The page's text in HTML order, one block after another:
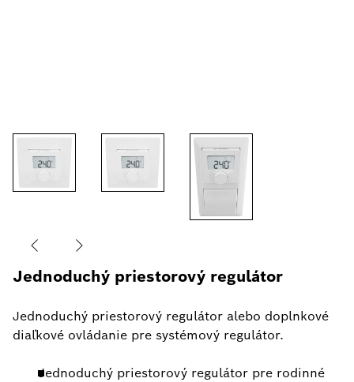
Jednoduchý priestorový regulátor
Jednoduchý priestorový regulátor alebo doplnkové
diaľkové ovládanie pre systémový regulátor.
Jednoduchý priestorový regulátor pre rodinné